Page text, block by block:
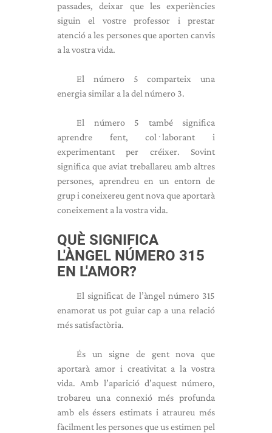
passades, deixar que les experiències
siguin el vostre professor i prestar
atenció a les persones que aporten canvis
a la vostra vida.
El número 5 comparteix una
energia similar a la del número 3.
El número 5 també significa
aprendre fent, col·laborant i
experimentant per créixer. Sovint
significa que aviat treballareu amb altres
persones, aprendreu en un entorn de
grup i coneixereu gent nova que aportarà
coneixement a la vostra vida.
QUÈ SIGNIFICA
L'ÀNGEL NÚMERO 315
EN L'AMOR?
El significat de l’àngel número 315
enamorat us pot guiar cap a una relació
més satisfactòria.
És un signe de gent nova que
aportarà amor i creativitat a la vostra
vida. Amb l’aparició d’aquest número,
trobareu una connexió més profunda
amb els éssers estimats i atraureu més
fàcilment les persones que us estimen pel